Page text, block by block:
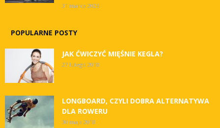
31 marca 2026
POPULARNE POSTY
JAK ĆWICZYĆ MIĘŚNIE KEGLA?
27 lutego 2018
LONGBOARD, CZYLI DOBRA ALTERNATYWA
DLA ROWERU
30 maja 2018